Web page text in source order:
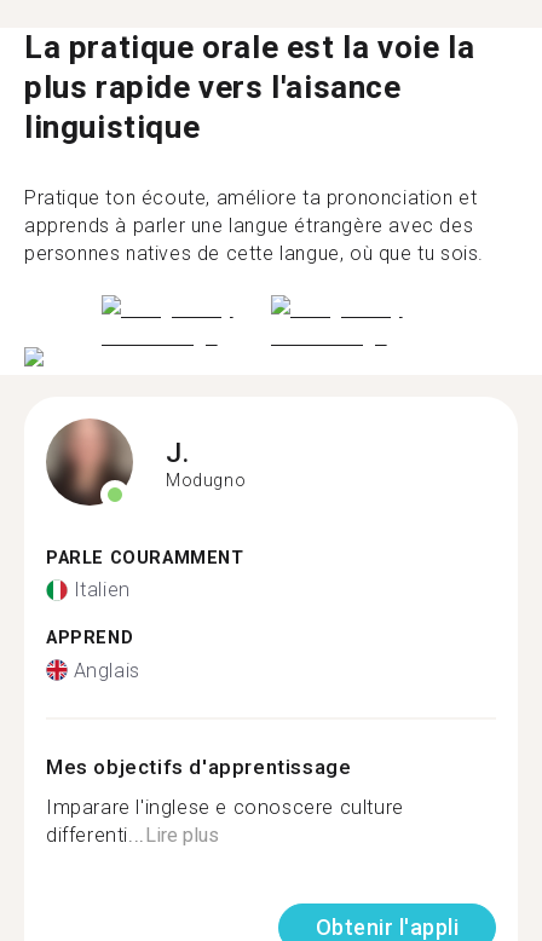
La pratique orale est la voie la
plus rapide vers l'aisance
linguistique
Pratique ton écoute, améliore ta prononciation et
apprends à parler une langue étrangère avec des
personnes natives de cette langue, où que tu sois.
J.
Modugno
PARLE COURAMMENT
Italien
APPREND
Anglais
Mes objectifs d'apprentissage
Imparare l'inglese e conoscere culture
differenti... Lire plus
Obtenir l'appli